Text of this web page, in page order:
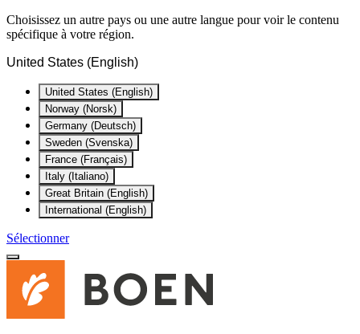
Choisissez un autre pays ou une autre langue pour voir le contenu
spécifique à votre région.
United States (English)
United States (English)
Norway (Norsk)
Germany (Deutsch)
Sweden (Svenska)
France (Français)
Italy (Italiano)
Great Britain (English)
International (English)
Sélectionner